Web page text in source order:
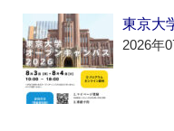
東京大
2026年